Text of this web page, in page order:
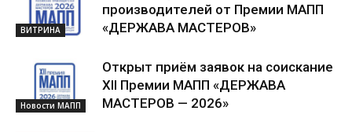
ВИТРИНА
производителей от Премии МАПП
«ДЕРЖАВА МАСТЕРОВ»
Новости МАПП
Открыт приём заявок на соискание
XII Премии МАПП «ДЕРЖАВА
МАСТЕРОВ — 2026»